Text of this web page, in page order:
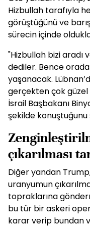
Hizbullah tarafıyla
görüştüğünü ve
sürecin içinde
"Hizbullah bizi aradı
dediler. Bence
yaşanacak.
gerçekten çok güzel
İsrail Başbakanı
şekilde konuştuğunu
çıkarılması
Diğer yandan
uranyumun
topraklarına
bu tür bir askeri
karar verip bundan